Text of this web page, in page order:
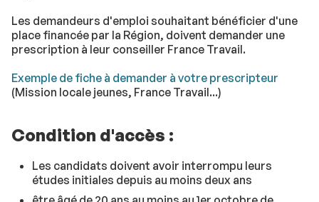
Les demandeurs d'emploi souhaitant bénéficier d'une
place financée par la Région, doivent demander une
prescription à leur conseiller France Travail.
Exemple de fiche à demander à votre prescripteur
(Mission locale jeunes, France Travail...)
Condition d'accès :
Les candidats doivent avoir interrompu leurs
études initiales depuis au moins deux ans